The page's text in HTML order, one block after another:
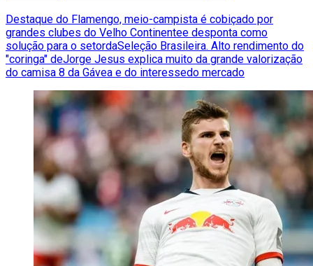
Destaque do Flamengo, meio-campista é cobiçado por
grandes clubes do Velho Continentee desponta como
solução para o setordaSeleção Brasileira. Alto rendimento do
"coringa" deJorge Jesus explica muito da grande valorização
do camisa 8 da Gávea e do interessedo mercado